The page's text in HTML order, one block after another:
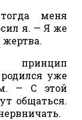
меня
я. — Я же
жертва.
уже
— С этой
общаться.